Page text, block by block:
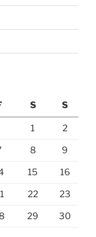
S S
1 2
8 9
15 16
22 23
29 30